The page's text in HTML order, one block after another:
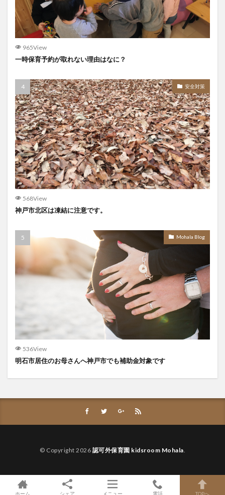
965View
一時保育予約が取れない理由はなに？
安全対策
568View
神戸市北区は凍結に注意です。
Mohala Blog
536View
明石市居住のお母さんへ神戸市でも補助金対象です
© Copyright 2026 認可外保育園 kidsroom Mohala
ホーム シェア メニュー 電話 TOPへ